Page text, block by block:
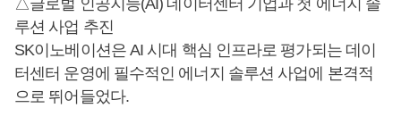
△글로벌 인공지능(AI) 데이터센터 기업과 첫 에너지 솔
루션 사업 추진
SK이노베이션은 AI 시대 핵심 인프라로 평가되는 데이
터센터 운영에 필수적인 에너지 솔루션 사업에 본격적
으로 뛰어들었다.